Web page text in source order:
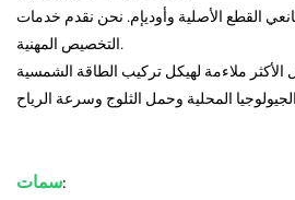
القطع الأصلية وأوديإم. نحن نقدم خدمات
التخصيص المهنية.
ملاءمة لهيكل تركيب الطاقة الشمسية
سمات: